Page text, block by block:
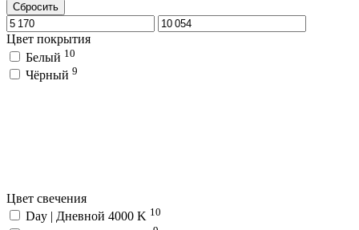
Сбросить
Цвет покрытия
Белый 10
Чёрный 9
Цвет свечения
Day | Дневной 4000 K 10